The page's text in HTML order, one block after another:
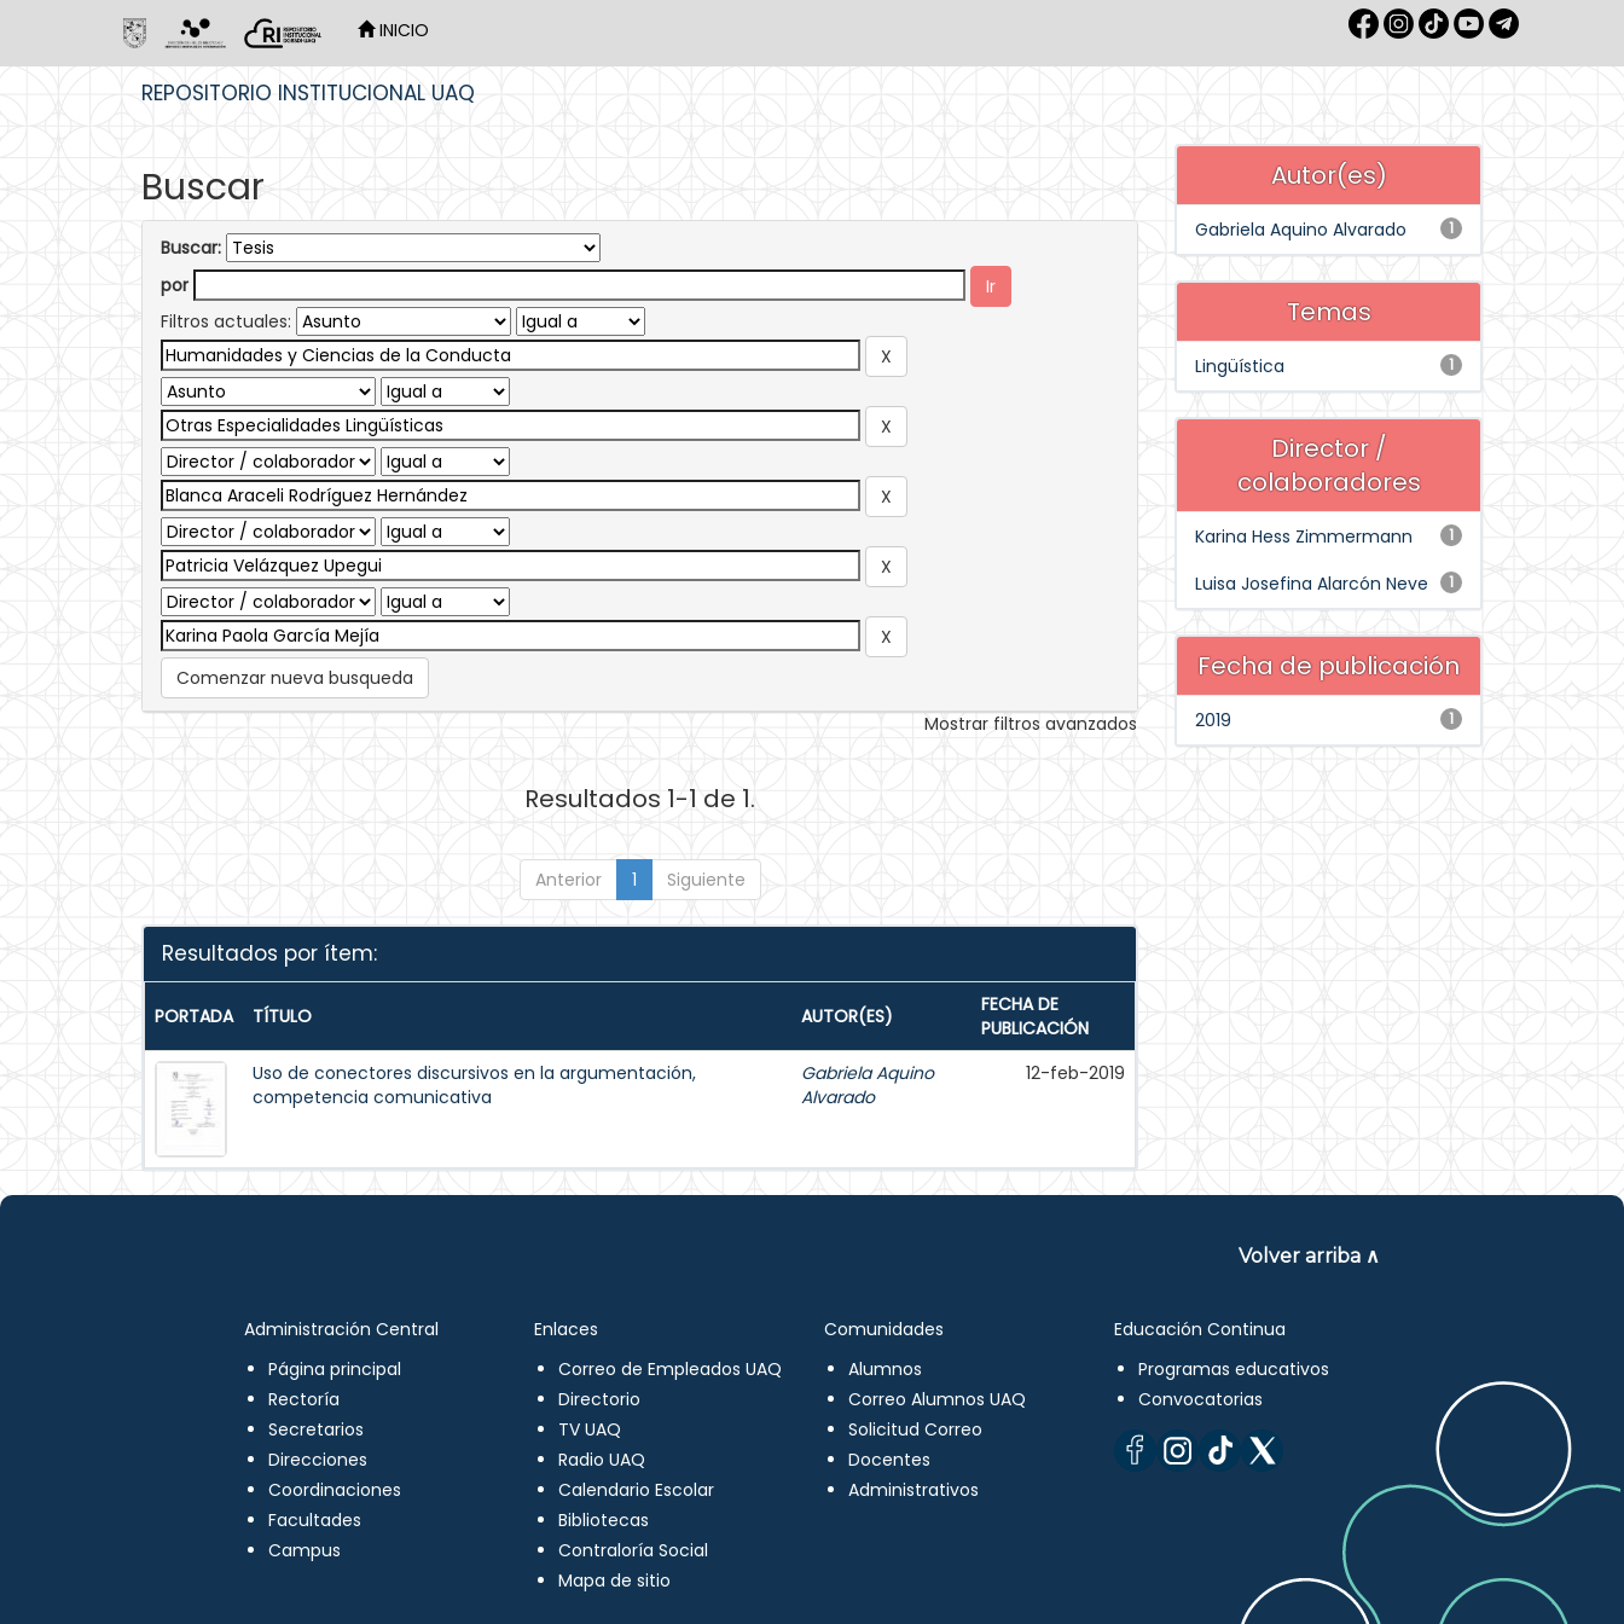
INICIO
REPOSITORIO INSTITUCIONAL UAQ
Buscar
Buscar:
por
Filtros actuales:
Comenzar nueva busqueda
Mostrar filtros avanzados
Resultados 1-1 de 1.
Anterior 1 Siguiente
Resultados por ítem:
PORTADA TÍTULO AUTOR(ES)
FECHA DE
PUBLICACIÓN
Uso de conectores discursivos en la argumentación,
competencia comunicativa
Gabriela Aquino
Alvarado
12-feb-2019
Autor(es)
1
Gabriela Aquino Alvarado
Temas
1
Lingüística
Director /
colaboradores
1
Karina Hess Zimmermann
1
Luisa Josefina Alarcón Neve
Fecha de publicación
1
2019
Volver arriba ∧
Administración Central
Página principal
Rectoría
Secretarios
Direcciones
Coordinaciones
Facultades
Campus
Enlaces
Correo de Empleados UAQ
Directorio
TV UAQ
Radio UAQ
Calendario Escolar
Bibliotecas
Contraloría Social
Mapa de sitio
Comunidades
Alumnos
Correo Alumnos UAQ
Solicitud Correo
Docentes
Administrativos
Educación Continua
Programas educativos
Convocatorias